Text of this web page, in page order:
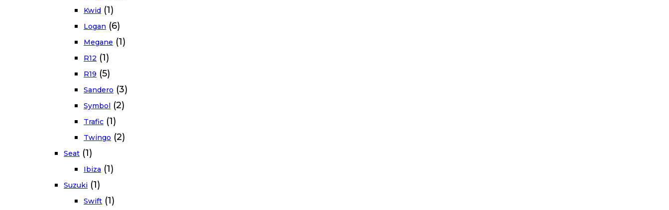
Kwid (1)
Logan (6)
Megane (1)
R12 (1)
R19 (5)
Sandero (3)
Symbol (2)
Trafic (1)
Twingo (2)
Seat (1)
Ibiza (1)
Suzuki (1)
Swift (1)